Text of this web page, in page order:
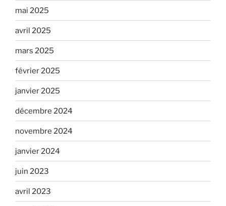
mai 2025
avril 2025
mars 2025
février 2025
janvier 2025
décembre 2024
novembre 2024
janvier 2024
juin 2023
avril 2023